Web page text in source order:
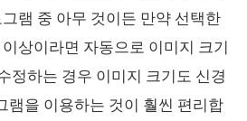
램 중 아무 것이든 만약 선택한
상이라면 자동으로 이미지 크기
정하는 경우 이미지 크기도 신경
램을 이용하는 것이 훨씬 편리합